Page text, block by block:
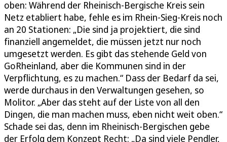
oben: Während der Rheinisch-Bergische Kreis sein
Netz etabliert habe, fehle es im Rhein-Sieg-Kreis noch
an 20 Stationen: „Die sind ja projektiert, die sind
finanziell angemeldet, die müssen jetzt nur noch
umgesetzt werden. Es gibt das stehende Geld von
GoRheinland, aber die Kommunen sind in der
Verpflichtung, es zu machen.“ Dass der Bedarf da sei,
werde durchaus in den Verwaltungen gesehen, so
Molitor. „Aber das steht auf der Liste von all den
Dingen, die man machen muss, eben nicht weit oben.“
Schade sei das, denn im Rheinisch-Bergischen gebe
der Erfolg dem Konzept Recht: „Da sind viele Pendler,